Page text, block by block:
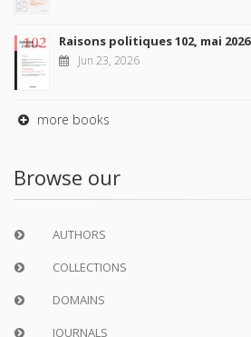
Raisons politiques 102, mai 2026
Jun 23, 2026
more books
Browse our
AUTHORS
COLLECTIONS
DOMAINS
JOURNALS